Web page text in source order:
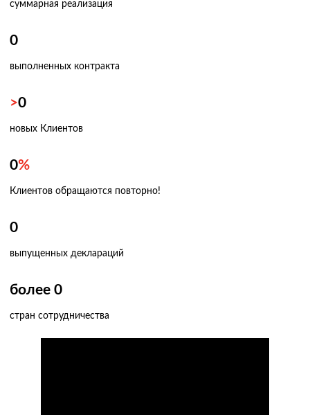
суммарная реализация
0
выполненных контракта
>0
новых Клиентов
0%
Клиентов обращаются повторно!
0
выпущенных деклараций
более 0
стран сотрудничества